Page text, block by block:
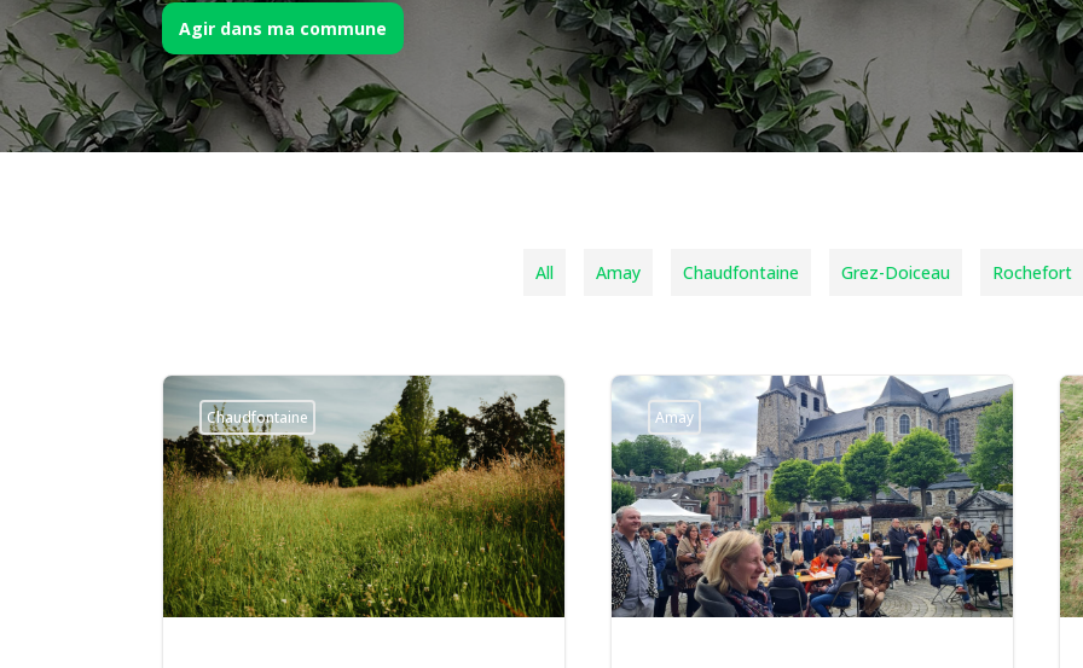
Agir dans ma commune
All Amay Chaudfontaine Grez-Doiceau Rochefort
Chaudfontaine Amay